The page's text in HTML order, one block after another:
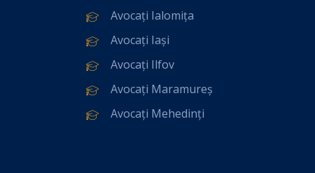
Avocați Ialomița
Avocați Iași
Avocați Ilfov
Avocați Maramureș
Avocați Mehedinți